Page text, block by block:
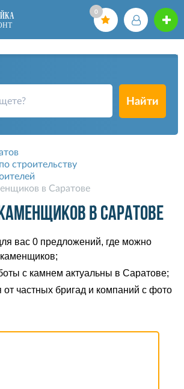
0
Найти
строительству
в Саратове
в Саратове
вас 0 предложений, где можно
с камнем актуальны в Саратове;
от частных бригад и компаний с фото